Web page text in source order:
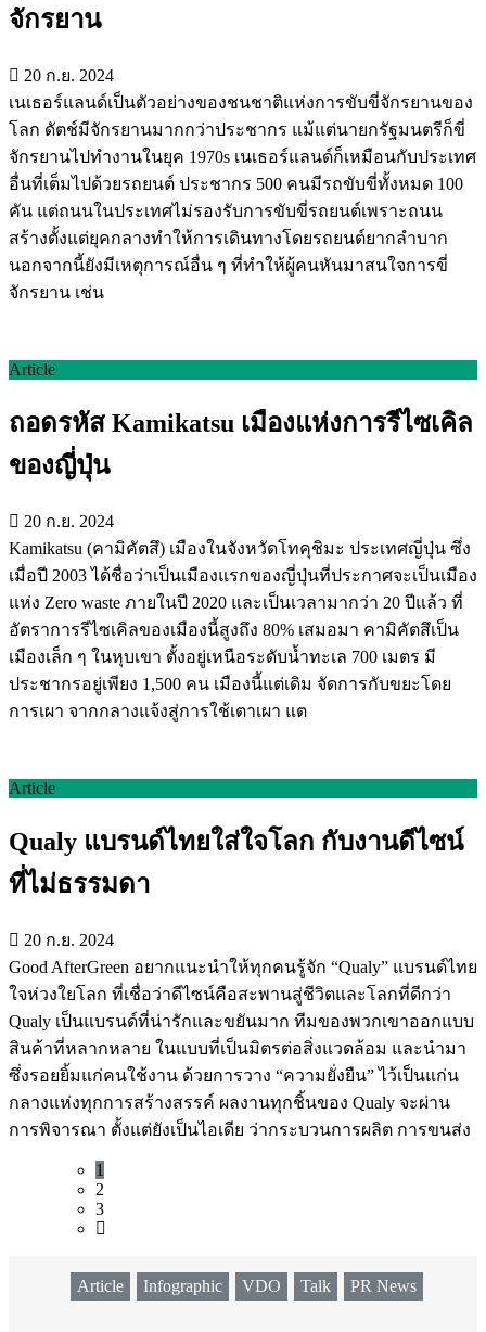
จักรยาน
20 ก.ย. 2024
เนเธอร์แลนด์เป็นตัวอย่างของชนชาติแห่งการขับขี่จักรยานของ
โลก ดัตช์มีจักรยานมากกว่าประชากร แม้แต่นายกรัฐมนตรีก็ขี่
จักรยานไปทำงานในยุค 1970s เนเธอร์แลนด์ก็เหมือนกับประเทศ
อื่นที่เต็มไปด้วยรถยนต์ ประชากร 500 คนมีรถขับขี่ทั้งหมด 100
คัน แต่ถนนในประเทศไม่รองรับการขับขี่รถยนต์เพราะถนน
สร้างตั้งแต่ยุคกลางทำให้การเดินทางโดยรถยนต์ยากลำบาก
นอกจากนี้ยังมีเหตุการณ์อื่น ๆ ที่ทำให้ผู้คนหันมาสนใจการขี่
จักรยาน เช่น
Article
ถอดรหัส Kamikatsu เมืองแห่งการรีไซเคิล
ของญี่ปุ่น
20 ก.ย. 2024
Kamikatsu (คามิคัตสึ) เมืองในจังหวัดโทคุชิมะ ประเทศญี่ปุ่น ซึ่ง
เมื่อปี 2003 ได้ชื่อว่าเป็นเมืองแรกของญี่ปุ่นที่ประกาศจะเป็นเมือง
แห่ง Zero waste ภายในปี 2020 และเป็นเวลามากว่า 20 ปีแล้ว ที่
อัตราการรีไซเคิลของเมืองนี้สูงถึง 80% เสมอมา คามิคัตสึเป็น
เมืองเล็ก ๆ ในหุบเขา ตั้งอยู่เหนือระดับน้ำทะเล 700 เมตร มี
ประชากรอยู่เพียง 1,500 คน เมืองนี้แต่เดิม จัดการกับขยะโดย
การเผา จากกลางแจ้งสู่การใช้เตาเผา แต
Article
Qualy แบรนด์ไทยใส่ใจโลก กับงานดีไซน์
ที่ไม่ธรรมดา
20 ก.ย. 2024
Good AfterGreen อยากแนะนำให้ทุกคนรู้จัก “Qualy” แบรนด์ไทย
ใจห่วงใยโลก ที่เชื่อว่าดีไซน์คือสะพานสู่ชีวิตและโลกที่ดีกว่า
Qualy เป็นแบรนด์ที่น่ารักและขยันมาก ทีมของพวกเขาออกแบบ
สินค้าที่หลากหลาย ในแบบที่เป็นมิตรต่อสิ่งแวดล้อม และนำมา
ซึ่งรอยยิ้มแก่คนใช้งาน ด้วยการวาง “ความยั่งยืน” ไว้เป็นแก่น
กลางแห่งทุกการสร้างสรรค์ ผลงานทุกชิ้นของ Qualy จะผ่าน
การพิจารณา ตั้งแต่ยังเป็นไอเดีย ว่ากระบวนการผลิต การขนส่ง
1
2
3
Article Infographic VDO Talk PR News